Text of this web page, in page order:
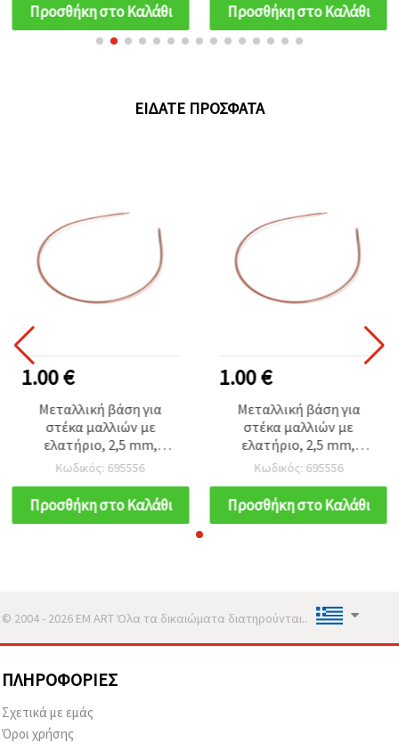
Προσθήκη στο Καλάθι Προσθήκη στο Καλάθι
ΕΊΔΑΤΕ ΠΡΌΣΦΑΤΑ
1.00 €
Μεταλλική βάση για
στέκα μαλλιών με
ελατήριο, 2,5 mm,
χάλκινο χρώμα –
συσκευασία 5 τεμ.
Κωδικός: 695556
Προσθήκη στο Καλάθι
1.00 €
Μεταλλική βάση για
στέκα μαλλιών με
ελατήριο, 2,5 mm,
χάλκινο χρώμα –
συσκευασία 5 τεμ.
Κωδικός: 695556
Προσθήκη στο Καλάθι
© 2004 - 2026 EM ART Όλα τα δικαιώματα διατηρούνται..
ΠΛΗΡΟΦΟΡΊΕΣ
Σχετικά με εμάς
Όροι χρήσης